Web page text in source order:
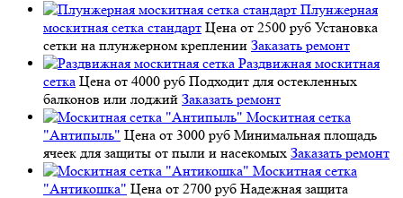
Плунжерная
москитная сетка стандарт Цена от 2500 руб Установка
сетки на плунжерном креплении Заказать ремонт
Раздвижная москитная
сетка Цена от 4000 руб Подходит для остекленных
балконов или лоджий Заказать ремонт
Москитная сетка
"Антипыль" Цена от 3000 руб Минимальная площадь
ячеек для защиты от пыли и насекомых Заказать ремонт
Москитная сетка
"Антикошка" Цена от 2700 руб Надежная защита